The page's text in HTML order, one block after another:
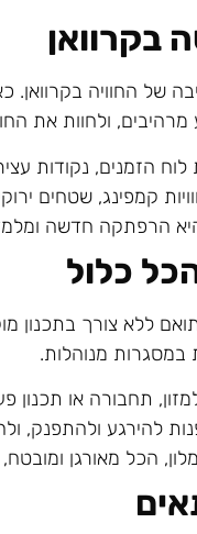
בקרוואן
של החוויה
מרהיבים, ולחוות את
הזמנים, נקודות
קמפינג, שטחים
הרפתקה חדשה
כלול
ללא צורך
במסגרות מנוהלות.
תחבורה או תכנון
להירגע ולהתפנק,
הכל מאורגן